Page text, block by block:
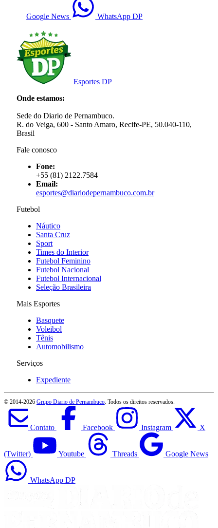
Google News WhatsApp DP
Esportes DP
Onde estamos:
Sede do Diario de Pernambuco.
R. do Veiga, 600 - Santo Amaro, Recife-PE, 50.040-110,
Brasil
Fale conosco
Fone:
+55 (81) 2122.7584
Email:
esportes@diariodepernambuco.com.br
Futebol
Náutico
Santa Cruz
Sport
Times do Interior
Futebol Feminino
Futebol Nacional
Futebol Internacional
Seleção Brasileira
Mais Esportes
Basquete
Voleibol
Tênis
Automobilismo
Serviços
Expediente
© 2014-2026 Grupo Diario de Pernambuco . Todos os direitos reservados.
Contato Facebook Instagram X
(Twitter) Youtube Threads Google News
WhatsApp DP